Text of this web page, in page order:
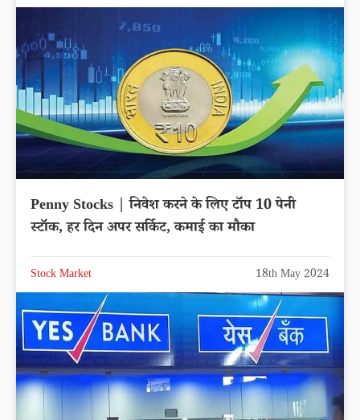
Penny Stocks | निवेश करने के लिए टॉप 10 पेनी
स्टॉक, हर दिन अपर सर्किट, कमाई का मौका
Stock Market 18th May 2024